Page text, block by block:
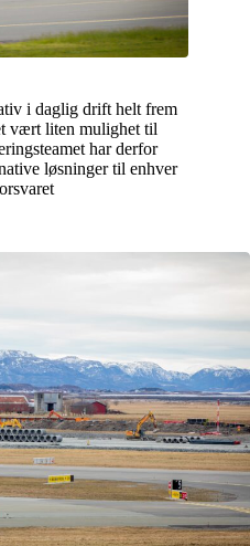
i daglig drift helt frem
vært liten mulighet til
har derfor
løsninger til enhver